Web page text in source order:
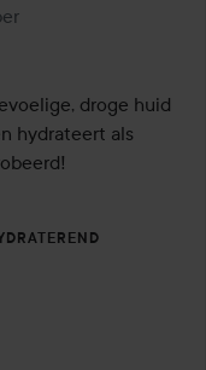
droge huid
hydrateert als